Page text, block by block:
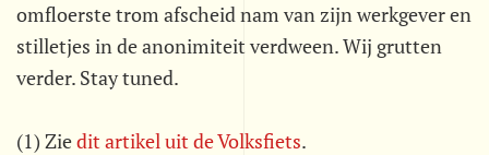
omfloerste trom afscheid nam van zijn werkgever en
stilletjes in de anonimiteit verdween. Wij grutten
verder. Stay tuned.
(1) Ziedit artikel uit de Volksfiets.